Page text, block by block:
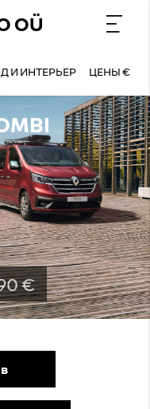
OÜ
И ИНТЕРЬЕР ЦЕНЫ €
€